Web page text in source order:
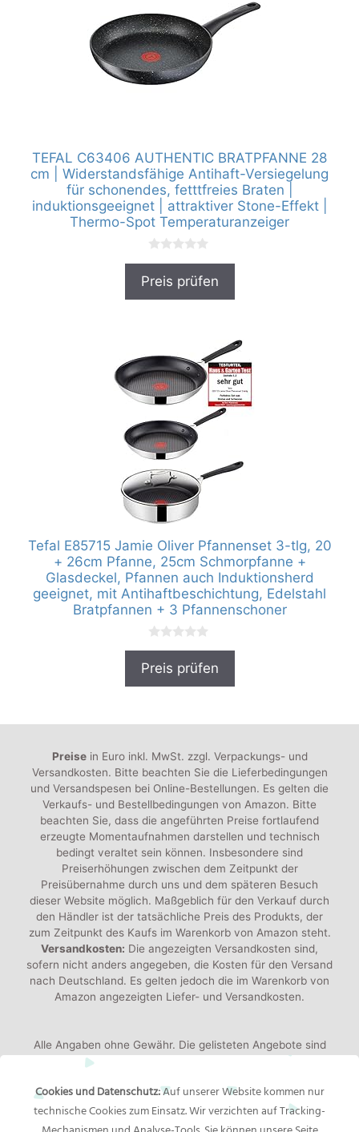
TEFAL C63406 AUTHENTIC BRATPFANNE 28
cm | Widerstandsfähige Antihaft-Versiegelung
für schonendes, fetttfreies Braten |
induktionsgeeignet | attraktiver Stone-Effekt |
Thermo-Spot Temperaturanzeiger
0
o
Preis prüfen
Tefal E85715 Jamie Oliver Pfannenset 3-tlg, 20
+ 26cm Pfanne, 25cm Schmorpfanne +
Glasdeckel, Pfannen auch Induktionsherd
geeignet, mit Antihaftbeschichtung, Edelstahl
Bratpfannen + 3 Pfannenschoner
0
o
Preis prüfen
Preisein Euro inkl. MwSt. zzgl. Verpackungs- und
Versandkosten. Bitte beachten Sie die Lieferbedingungen
und Versandspesen bei Online-Bestellungen. Es gelten die
Verkaufs- und Bestellbedingungen von Amazon. Bitte
beachten Sie, dass die angeführten Preise fortlaufend
erzeugte Momentaufnahmen darstellen und technisch
bedingt veraltet sein können. Insbesondere sind
Preiserhöhungen zwischen dem Zeitpunkt der
Preisübernahme durch uns und dem späteren Besuch
dieser Website möglich. Maßgeblich für den Verkauf durch
den Händler ist der tatsächliche Preis des Produkts, der
zum Zeitpunkt des Kaufs im Warenkorb von Amazon steht.
Versandkosten: Die angezeigten Versandkosten sind,
sofern nicht anders angegeben, die Kosten für den Versand
nach Deutschland. Es gelten jedoch die im Warenkorb von
Amazon angezeigten Liefer- und Versandkosten.
Alle Angaben ohne Gewähr. Die gelisteten Angebote sind
keine verbindlichen Werbeaussagen der Anbieter!
jeweiligen Händler oder Hersteller bereitgestellt. Das
gelieferte Produkt kann von den Bildern abweichen.
Cookies und Datenschutz:Auf unserer Website kommen nur
technische Cookies zum Einsatz. Wir verzichten auf Tracking-